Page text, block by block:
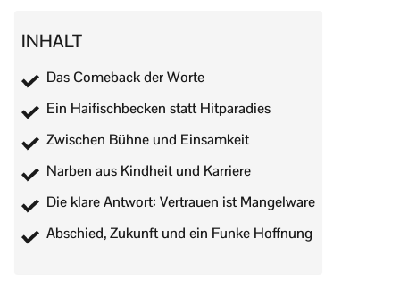
INHALT
Das Comeback der Worte
Ein Haifischbecken statt Hitparadies
Zwischen Bühne und Einsamkeit
Narben aus Kindheit und Karriere
Die klare Antwort: Vertrauen ist Mangelware
Abschied, Zukunft und ein Funke Hoffnung